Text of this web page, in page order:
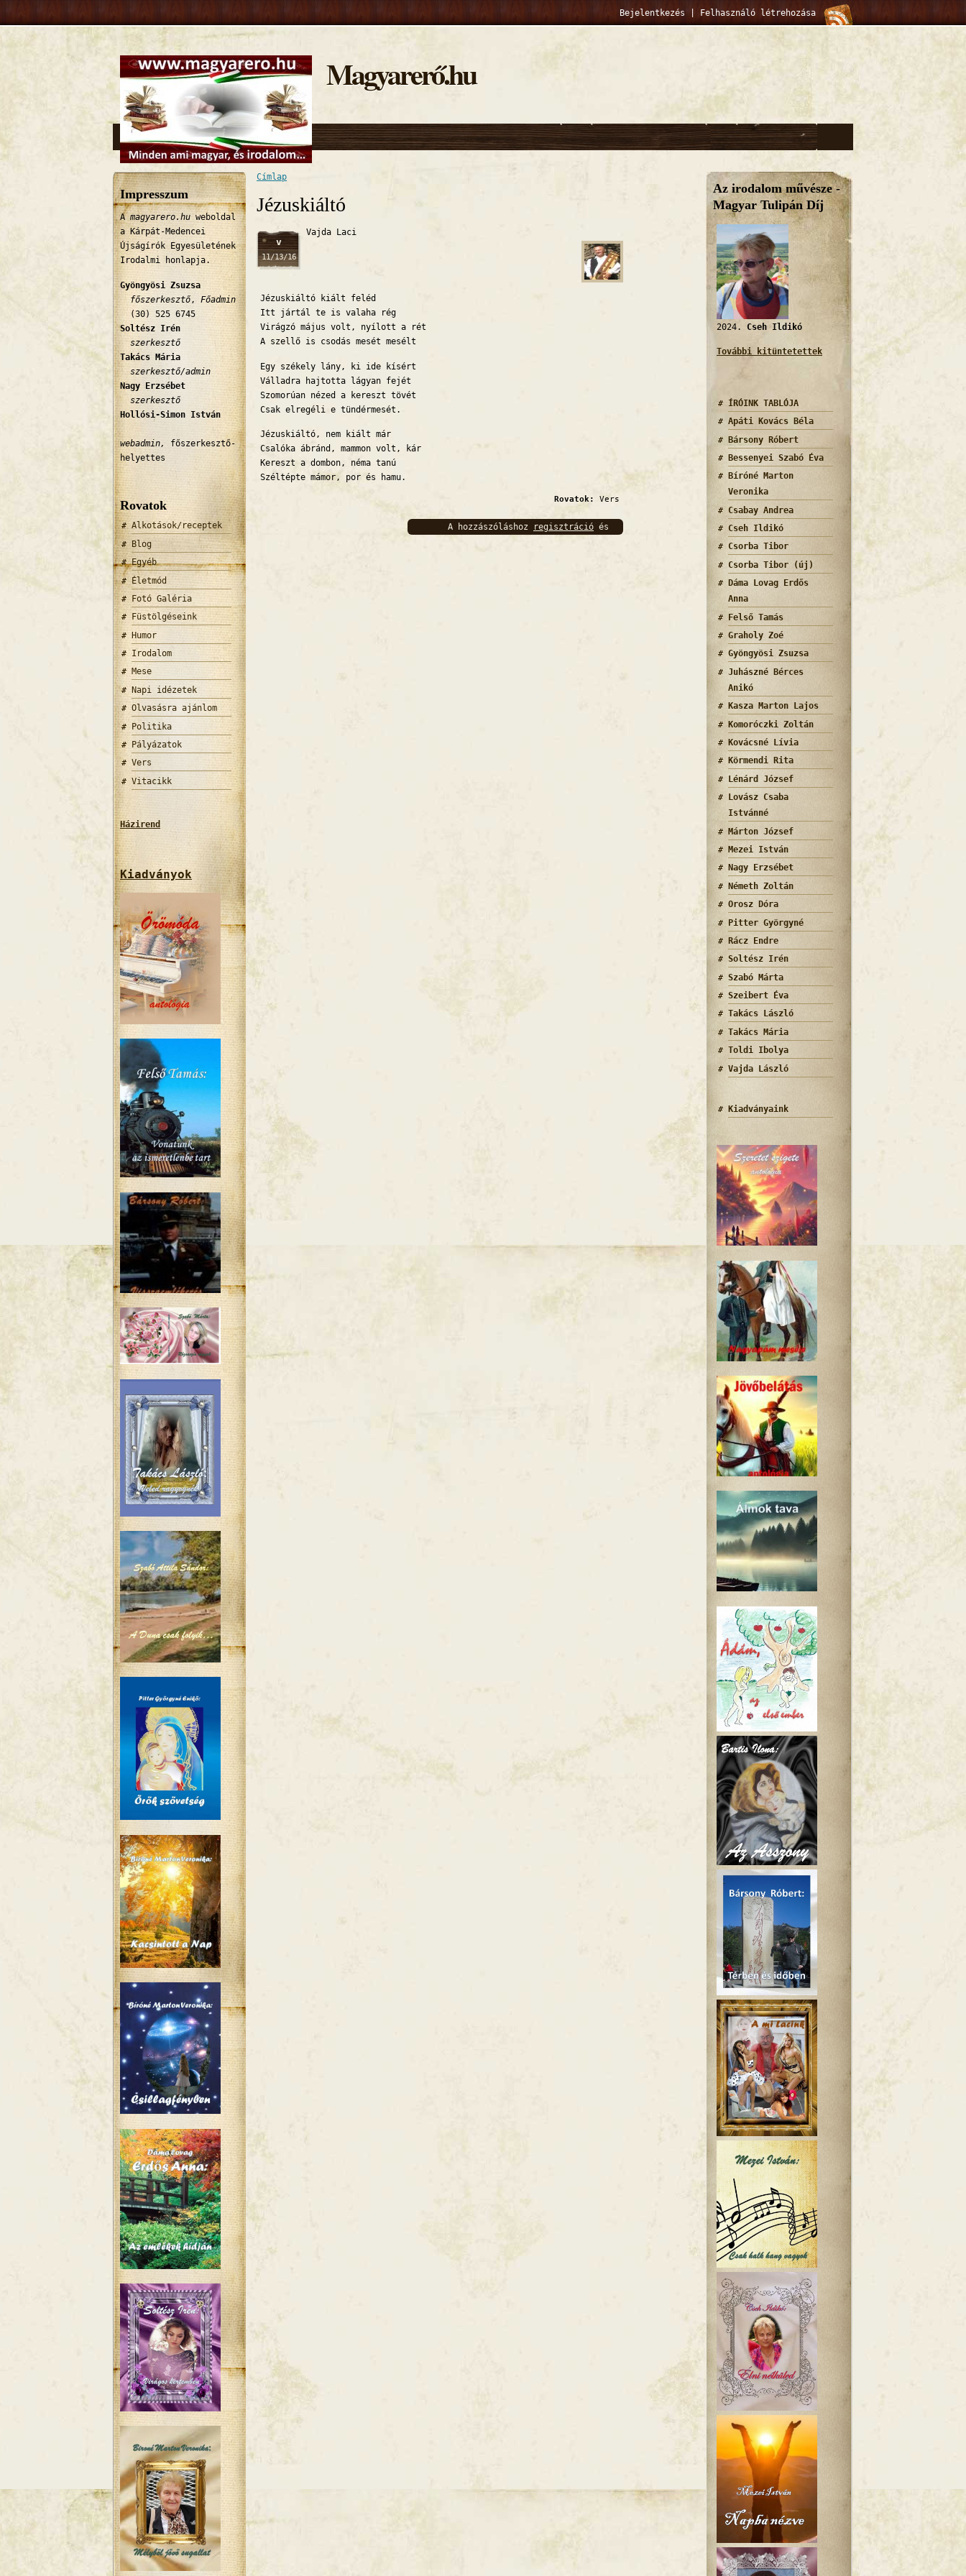
Bejelentkezés Felhasználó létrehozása
Magyarerő.hu
Impresszum
A magyarero.hu weboldal
a Kárpát-Medencei
Újságírók Egyesületének
Irodalmi honlapja.
Gyöngyösi Zsuzsa
főszerkesztő ,
Főadmin
(30) 525 6745
Soltész Irén
szerkesztő
Takács Mária
szerkesztő/admin
Nagy Erzsébet
szerkesztő
Hollósi-Simon István
webadmin,
főszerkesztő-
helyettes
Rovatok
Alkotások/receptek
Blog
Egyéb
Életmód
Fotó Galéria
Füstölgéseink
Humor
Irodalom
Mese
Napi idézetek
Olvasásra ajánlom
Politika
Pályázatok
Vers
Vitacikk
Házirend
Kiadványok
Jelenlegi hely
Címlap
Jézuskiáltó
v
11/13/16
Vajda Laci
Jézuskiáltó kiált feléd
Itt jártál te is valaha rég
Virágzó május volt, nyílott a rét
A szellő is csodás mesét mesélt
Egy székely lány, ki ide kísért
Válladra hajtotta lágyan fejét
Szomorúan nézed a kereszt tövét
Csak elregéli e tündérmesét.
Jézuskiáltó, nem kiált már
Csalóka ábránd, mammon volt, kár
Kereszt a dombon, néma tanú
Széltépte mámor, por és hamu.
Rovatok: Vers
A hozzászóláshoz regisztráció és
Az irodalom művésze -
Magyar Tulipán Díj
2024. Cseh Ildikó
További kitüntetettek
ÍRÓINK TABLÓJA
Apáti Kovács Béla
Bársony Róbert
Bessenyei Szabó Éva
Bíróné Marton
Veronika
Csabay Andrea
Cseh Ildikó
Csorba Tibor
Csorba Tibor (új)
Dáma Lovag Erdős
Anna
Felső Tamás
Graholy Zoé
Gyöngyösi Zsuzsa
Juhászné Bérces
Anikó
Kasza Marton Lajos
Komoróczki Zoltán
Kovácsné Lívia
Körmendi Rita
Lénárd József
Lovász Csaba
Istvánné
Márton József
Mezei István
Nagy Erzsébet
Németh Zoltán
Orosz Dóra
Pitter Györgyné
Rácz Endre
Soltész Irén
Szabó Márta
Szeibert Éva
Takács László
Takács Mária
Toldi Ibolya
Vajda László
Kiadványaink